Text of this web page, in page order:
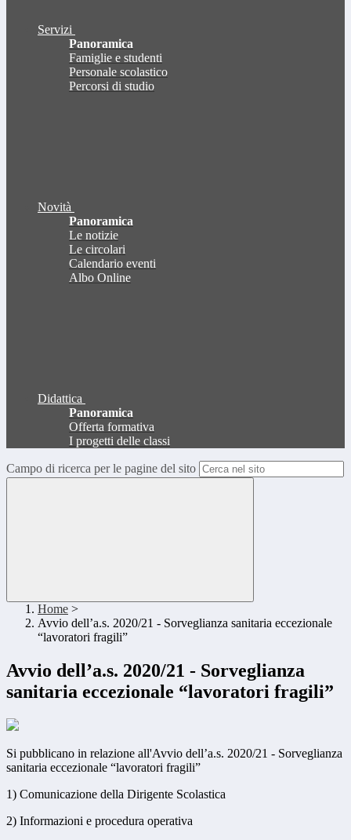
Servizi
Panoramica
Famiglie e studenti
Personale scolastico
Percorsi di studio
Novità
Panoramica
Le notizie
Le circolari
Calendario eventi
Albo Online
Didattica
Panoramica
Offerta formativa
I progetti delle classi
Campo di ricerca per le pagine del sito
Home >
Avvio dell’a.s. 2020/21 - Sorveglianza sanitaria eccezionale
“lavoratori fragili”
Avvio dell’a.s. 2020/21 - Sorveglianza
sanitaria eccezionale “lavoratori fragili”
Si pubblicano in relazione all'Avvio dell’a.s. 2020/21 - Sorveglianza
sanitaria eccezionale “lavoratori fragili”
1) Comunicazione della Dirigente Scolastica
2) Informazioni e procedura operativa